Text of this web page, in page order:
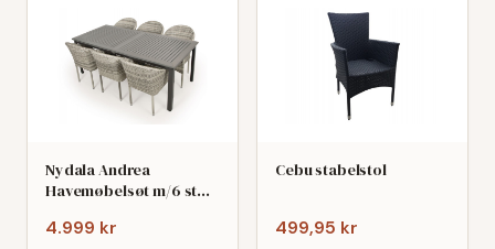
Nydala Andrea
Havemøbelsøt m/6 stole
grø
4.999 kr
Cebu stabelstol
499,95 kr